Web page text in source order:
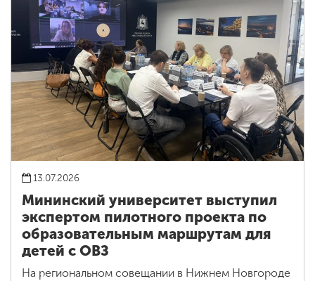
13.07.2026
Мининский университет выступил
экспертом пилотного проекта по
образовательным маршрутам для
детей с ОВЗ
На региональном совещании в Нижнем Новгороде